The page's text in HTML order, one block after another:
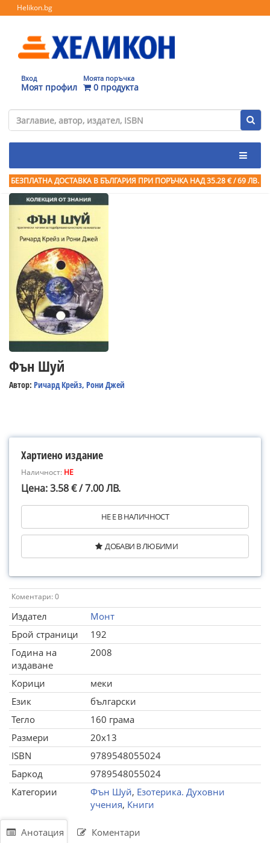
Helikon.bg
Вход
Моят профил
Моята поръчка
0 продукта
БЕЗПЛАТНА ДОСТАВКА В БЪЛГАРИЯ ПРИ ПОРЪЧКА НАД 35.28 € / 69 ЛВ.
Фън Шуй
Автор: Ричард Крейз, Рони Джей
Хартиено издание
Наличност: НЕ
Цена: 3.58 € / 7.00 ЛВ.
НЕ Е В НАЛИЧНОСТ
ДОБАВИ В ЛЮБИМИ
Коментари: 0
Издател
Монт
Брой страници
192
Година на
издаване
2008
Корици
меки
Език
български
Тегло
160 грама
Размери
20x13
ISBN
9789548055024
Баркод
9789548055024
Категории
Фън Шуй, Езотерика. Духовни
учения, Книги
Анотация Коментари